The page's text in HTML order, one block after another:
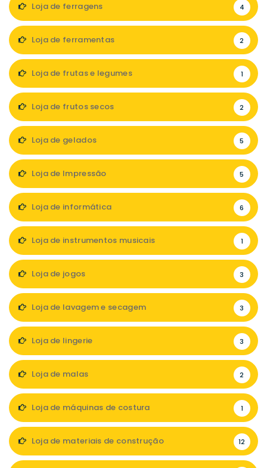
Loja de ferragens 4
Loja de ferramentas 2
Loja de frutas e legumes 1
Loja de frutos secos 2
Loja de gelados 5
Loja de Impressão 5
Loja de informática 6
Loja de instrumentos musicais 1
Loja de jogos 3
Loja de lavagem e secagem 3
Loja de lingerie 3
Loja de malas 2
Loja de máquinas de costura 1
Loja de materiais de construção 12